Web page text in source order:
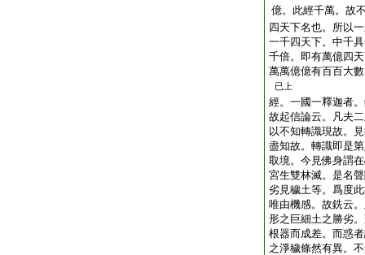
億。此經千萬。故
四天下名也。所以
一千四天下。中千
千倍。即有萬億四
萬萬億億有百百大
已上
經。一國一釋迦者
故起信論云。凡夫
以不知轉識現故。
盡知故。轉識即是
取境。今見佛身謂
宮生雙林滅。是名
劣見穢土等。爲度
唯由機感。故銑云
形之巨細土之勝劣
根器而成差。而惑
之淨穢條然有異。